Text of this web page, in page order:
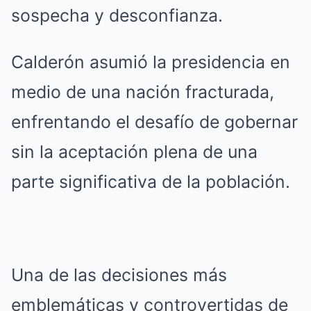
sospecha y desconfianza.
Calderón asumió la presidencia en
medio de una nación fracturada,
enfrentando el desafío de gobernar
sin la aceptación plena de una
parte significativa de la población.
Una de las decisiones más
emblemáticas y controvertidas de